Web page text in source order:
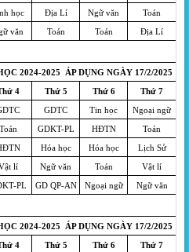
học Địa Lí Ngữ văn
Toán
văn Toán Toán Địa Lí
2024-2025 ÁP DỤNG NGÀY 17/2/2025
4 Thứ 5 Thứ 6 Thứ 7
GDTC Tin học
Ngoại ngữ
Toán GDKT-PL HĐTN
Toán
Hóa học Hóa học
Lịch Sử
lí Ngữ văn Toán
Vật lí
PL GD QP-AN Ngoại ngữ Ngữ văn
2024-2025 ÁP DỤNG NGÀY 17/2/2025
4 Thứ 5 Thứ 6 Thứ 7